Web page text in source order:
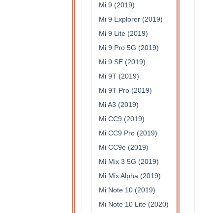
Mi 9 (2019)
Mi 9 Explorer (2019)
Mi 9 Lite (2019)
Mi 9 Pro 5G (2019)
Mi 9 SE (2019)
Mi 9T (2019)
Mi 9T Pro (2019)
Mi A3 (2019)
Mi CC9 (2019)
Mi CC9 Pro (2019)
Mi CC9e (2019)
Mi Mix 3 5G (2019)
Mi Mix Alpha (2019)
Mi Note 10 (2019)
Mi Note 10 Lite (2020)